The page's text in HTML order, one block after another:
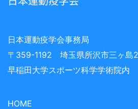
日本運動疫学会事務局
〒359-1192 埼玉県所沢市三ヶ島
早稲田大学スポーツ科学学術院内
HOME